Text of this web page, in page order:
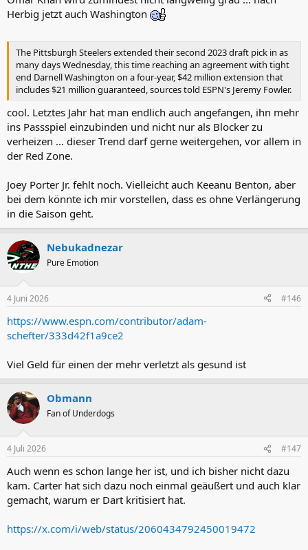
Herbig jetzt auch Washington
The Pittsburgh Steelers extended their second 2023 draft pick in as
many days Wednesday, this time reaching an agreement with tight
end Darnell Washington on a four-year, $42 million extension that
includes $21 million guaranteed, sources told ESPN's Jeremy Fowler.
cool. Letztes Jahr hat man endlich auch angefangen, ihn mehr
ins Passspiel einzubinden und nicht nur als Blocker zu
verheizen ... dieser Trend darf gerne weitergehen, vor allem in
der Red Zone.
Joey Porter Jr. fehlt noch. Vielleicht auch Keeanu Benton, aber
bei dem könnte ich mir vorstellen, dass es ohne Verlängerung
in die Saison geht.
Nebukadnezar
Pure Emotion
4 Juni 2026 #146
https://www.espn.com/contributor/adam-
schefter/333d42f1a9ce2
Viel Geld für einen der mehr verletzt als gesund ist
Obmann
Fan of Underdogs
4 Juli 2026 #147
Auch wenn es schon lange her ist, und ich bisher nicht dazu
kam. Carter hat sich dazu noch einmal geäußert und auch klar
gemacht, warum er Dart kritisiert hat.
https://x.com/i/web/status/2060434792450019472